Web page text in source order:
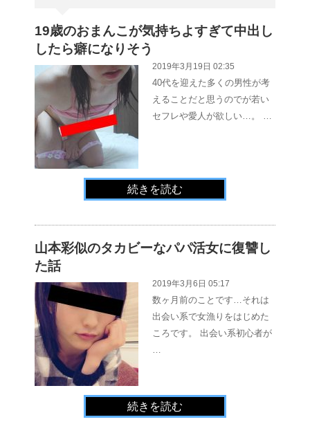
19歳のおまんこが気持ちよすぎて中出し
したら癖になりそう
2019年3月19日 02:35
40代を迎えた多くの男性が考
えることだと思うのでが若い
セフレや愛人が欲しい…。 …
続きを読む
山本彩似のタカビーなパパ活女に復讐し
た話
2019年3月6日 05:17
数ヶ月前のことです…それは
出会い系で女漁りをはじめた
ころです。 出会い系初心者が
続きを読む